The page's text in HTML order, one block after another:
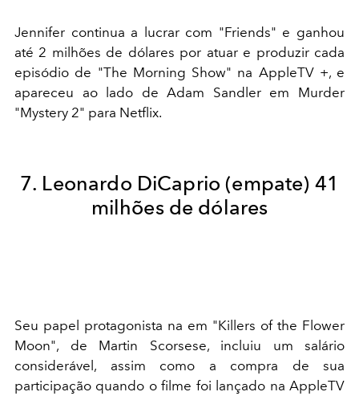
Jennifer continua a lucrar com "Friends" e ganhou
até 2 milhões de dólares por atuar e produzir cada
episódio de "The Morning Show" na AppleTV +, e
apareceu ao lado de Adam Sandler em Murder
"Mystery 2" para Netflix.
7. Leonardo DiCaprio (empate) 41
milhões de dólares
Seu papel protagonista na em "Killers of the Flower
Moon", de Martin Scorsese, incluiu um salário
considerável, assim como a compra de sua
participação quando o filme foi lançado na AppleTV